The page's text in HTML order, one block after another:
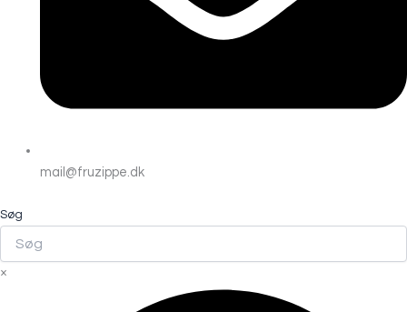
mail@fruzippe.dk
Søg
×